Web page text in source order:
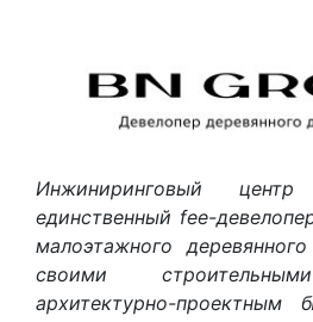
Инжиниринговый
единственный fee-
малоэтажного
своими
архитектурно-проектным